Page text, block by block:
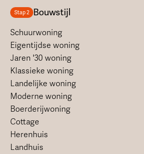
Stap 2 Bouwstijl
Schuurwoning
Eigentijdse woning
Jaren '30 woning
Klassieke woning
Landelijke woning
Moderne woning
Boerderijwoning
Cottage
Herenhuis
Landhuis